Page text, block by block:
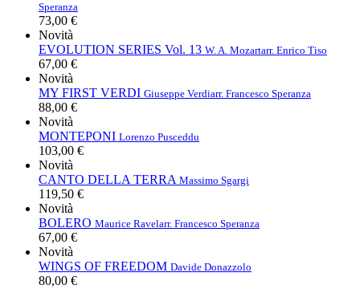
Speranza
73,00 €
Novità
EVOLUTION SERIES Vol. 13 W. A. Mozartarr. Enrico Tiso
67,00 €
Novità
MY FIRST VERDI Giuseppe Verdiarr. Francesco Speranza
88,00 €
Novità
MONTEPONI Lorenzo Pusceddu
103,00 €
Novità
CANTO DELLA TERRA Massimo Sgargi
119,50 €
Novità
BOLERO Maurice Ravelarr. Francesco Speranza
67,00 €
Novità
WINGS OF FREEDOM Davide Donazzolo
80,00 €